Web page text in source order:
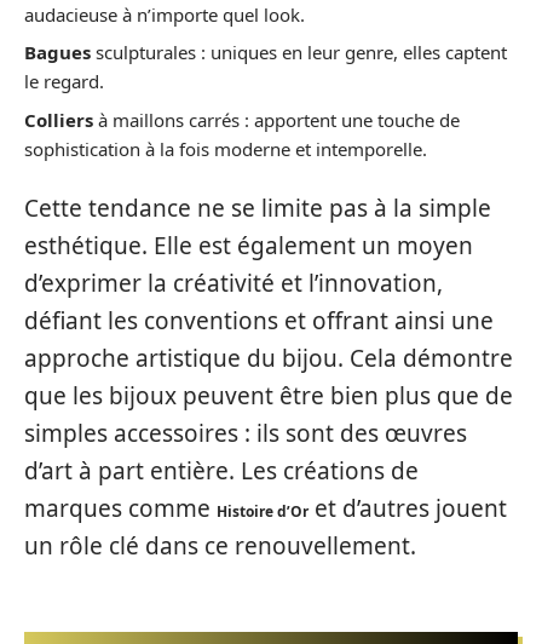
audacieuse à n’importe quel look.
Bagues sculpturales : uniques en leur genre, elles captent
le regard.
Colliers à maillons carrés : apportent une touche de
sophistication à la fois moderne et intemporelle.
Cette tendance ne se limite pas à la simple
esthétique. Elle est également un moyen
d’exprimer la créativité et l’innovation,
défiant les conventions et offrant ainsi une
approche artistique du bijou. Cela démontre
que les bijoux peuvent être bien plus que de
simples accessoires : ils sont des œuvres
d’art à part entière. Les créations de
marques comme Histoire d’Oret d’autres jouent
un rôle clé dans ce renouvellement.